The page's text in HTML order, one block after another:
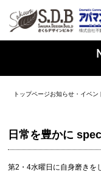
トップページお知らせ・イベン
日常を豊かに
第2・4水曜日に自身磨きを